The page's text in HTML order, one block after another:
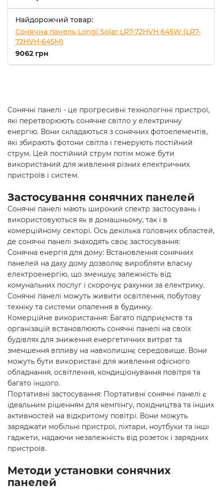
Найдорожчий товар:
Сонячна панель Longi Solar LR7-72HVH 645W (LR7-
72HVH-645M)
9062 грн
Сонячні панелі - це прогресивні технологічні пристрої,
які перетворюють сонячне світло у електричну
енергію. Вони складаються з сонячних фотоелементів,
які збирають фотони світла і генерують постійний
струм. Цей постійний струм потім може бути
використаний для живлення різних електричних
пристроїв і систем.
Застосування сонячних панелей
Сонячні панелі мають широкий спектр застосувань і
використовуються як в домашньому, так і в
комерційному секторі. Ось декілька головних областей,
де сонячні панелі знаходять своє застосування:
Сонячна енергія для дому: Встановлення сонячних
панелей на даху дому дозволяє виробляти власну
електроенергію, що зменшує залежність від
комунальних послуг і скорочує рахунки за електрику.
Сонячні панелі можуть живити освітлення, побутову
техніку та системи опалення в будинку.
Комерційне використання: Багато підприємств та
організацій встановлюють сонячні панелі на своїх
будівлях для зниження енергетичних витрат та
зменшення впливу на навколишнє середовище. Вони
можуть бути використані для живлення офісного
обладнання, освітлення, кондиціонування повітря та
багато іншого.
Портативні застосування: Портативні сонячні панелі є
ідеальним рішенням для кемпінгу, похідництва та інших
активностей на відкритому повітрі. Вони можуть
заряджати мобільні пристрої, ліхтари, ноутбуки та інші
гаджети, надаючи незалежність від розеток і зарядних
пристроїв.
Методи установки сонячних
панелей